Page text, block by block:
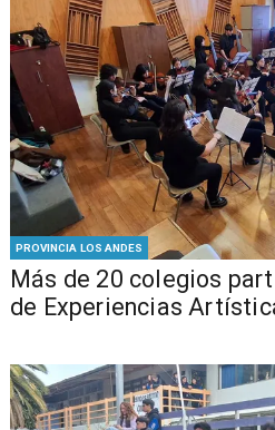
PROVINCIA LOS ANDES
Más de 20 colegios
de Experiencias